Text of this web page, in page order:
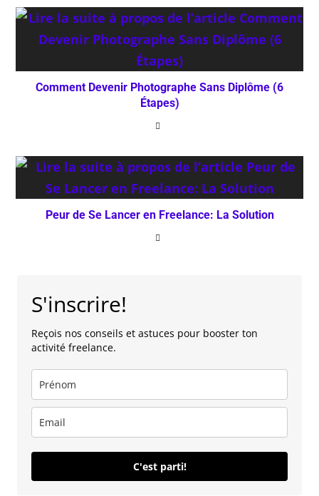
Comment Devenir Photographe Sans Diplôme (6
Étapes)
Peur de Se Lancer en Freelance: La Solution
S'inscrire!
Reçois nos conseils et astuces pour booster ton
activité freelance.
C'est parti!